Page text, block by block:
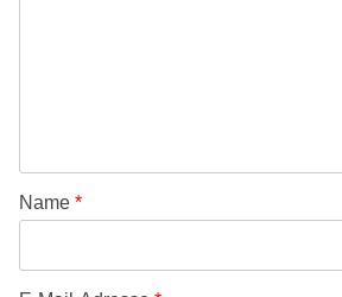
Name *